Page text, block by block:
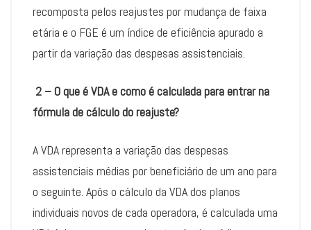
recomposta pelos reajustes por mudança de faixa
etária e o FGE é um índice de eficiência apurado a
partir da variação das despesas assistenciais.
2 – O que é VDA e como é calculada para entrar na
fórmula de cálculo do reajuste?
A VDA representa a variação das despesas
assistenciais médias por beneficiário de um ano para
o seguinte. Após o cálculo da VDA dos planos
individuais novos de cada operadora, é calculada uma